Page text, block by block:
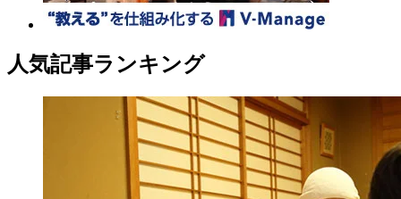
人気記事ランキング